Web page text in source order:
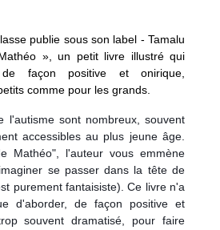
publie sous son label - Tamalu
», un petit livre illustré qui
de façon positive et onirique,
comme pour les grands.
l'autisme sont nombreux, souvent
accessibles au plus jeune âge.
Mathéo", l'auteur vous emmène
se passer dans la tête de
purement fantaisiste). Ce livre n'a
d'aborder, de façon positive et
souvent dramatisé, pour faire